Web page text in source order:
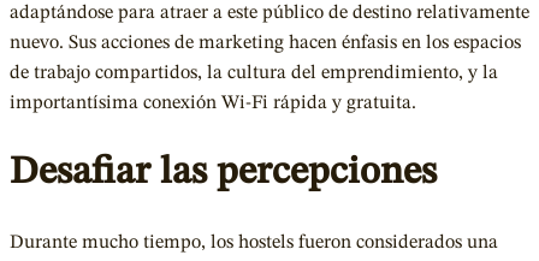
adaptándose para atraer a este público de destino relativamente
nuevo. Sus acciones de marketing hacen énfasis en los espacios
de trabajo compartidos, la cultura del emprendimiento, y la
importantísima conexión Wi-Fi rápida y gratuita.
Desafiar las percepciones
Durante mucho tiempo, los hostels fueron considerados una